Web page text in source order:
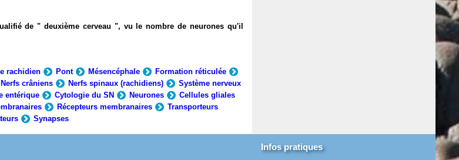
de " deuxième cerveau ", vu le nombre de neurones qu'il
rachidien Pont Mésencéphale
Formation réticulée
Nerfs crâniens Nerfs spinaux (rachidiens)
Système nerveux
entérique Cytologie du SN Neurones
Cellules gliales
Récepteurs membranaires
Transporteurs
Synapses
Infos pratiques